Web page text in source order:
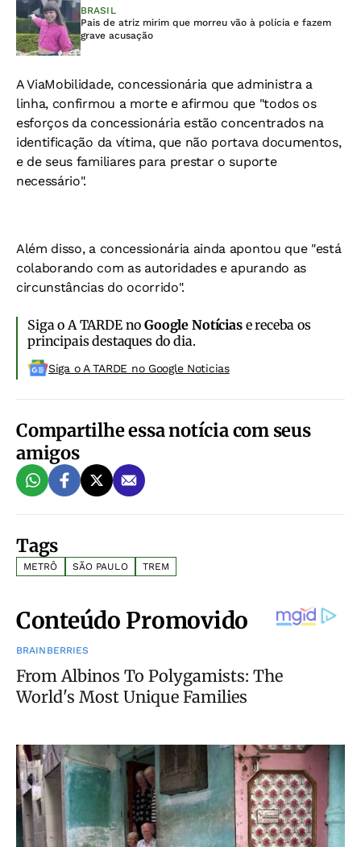
BRASIL
Pais de atriz mirim que morreu vão à polícia e fazem
grave acusação
A ViaMobilidade, concessionária que administra a
linha, confirmou a morte e afirmou que "todos os
esforços da concessionária estão concentrados na
identificação da vítima, que não portava documentos,
e de seus familiares para prestar o suporte
necessário".
Além disso, a concessionária ainda apontou que "está
colaborando com as autoridades e apurando as
circunstâncias do ocorrido".
Siga o A TARDE noGoogle Notíciase receba os
principais destaques do dia.
Siga o A TARDE no Google Noticias
Compartilhe essa notícia com seus
amigos
Tags
METRÔ SÃO PAULO TREM